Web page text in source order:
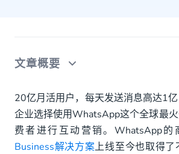
文章概要
WhatsApp Business目前定价模式
WhatsApp Business最新定价模式
01 通知（由商家主动发起）
20亿月活用户，每天发送消息高达1
企业选择使用WhatsApp这个全球最
费者进行互动营销。WhatsApp的
Business解决方案上线至今也取得了